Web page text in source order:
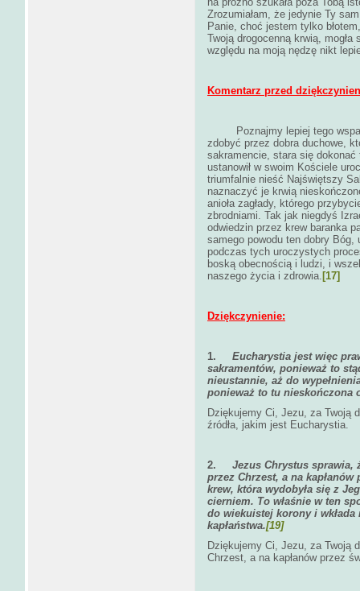
Zrozumiałam, że jedynie Ty
Panie, choć jestem tylko
Twoją drogocenną krwią,
względu na moją nędzę nikt
Komentarz przed
Poznajmy lepiej tego
zdobyć przez dobra duchowe,
sakramencie, stara się dokonać
ustanowił w swoim Kościele
triumfalnie nieść Najświętszy
naznaczyć je krwią
anioła zagłady, którego
zbrodniami. Tak jak niegdyś
odwiedzin przez krew baranka
samego powodu ten dobry Bóg,
podczas tych uroczystych
boską obecnością i ludzi, i
naszego życia i zdrowia. [17]
Dziękczynienie:
1. Eucharystia jest więc
sakramentów, ponieważ to
nieustannie, aż do
ponieważ to tu nieskończona
Dziękujemy Ci, Jezu, za Twoją
źródła, jakim jest Eucharystia.
2. Jezus Chrystus sprawia,
przez Chrzest, a na
krew, która wydobyła się z
cierniem. To właśnie w ten
do wiekuistej korony i wkłada
kapłaństwa.[19]
Dziękujemy Ci, Jezu, za Twoją
Chrzest, a na kapłanów przez